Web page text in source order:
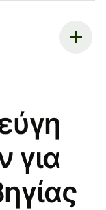
για